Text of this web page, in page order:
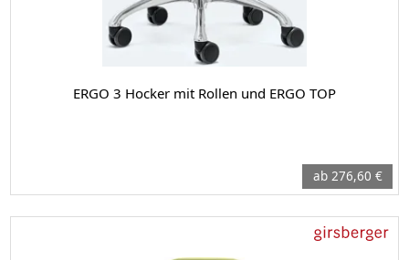
ERGO 3 Hocker mit Rollen und ERGO TOP
ab 276,60 €